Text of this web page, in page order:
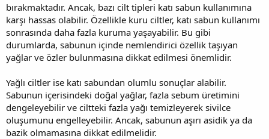
bırakmaktadır. Ancak, bazı cilt tipleri katı sabun kullanımına
karşı hassas olabilir. Özellikle kuru ciltler, katı sabun kullanımı
sonrasında daha fazla kuruma yaşayabilir. Bu gibi
durumlarda, sabunun içinde nemlendirici özellik taşıyan
yağlar ve özler bulunmasına dikkat edilmesi önemlidir.
Yağlı ciltler ise katı sabundan olumlu sonuçlar alabilir.
Sabunun içerisindeki doğal yağlar, fazla sebum üretimini
dengeleyebilir ve ciltteki fazla yağı temizleyerek sivilce
oluşumunu engelleyebilir. Ancak, sabunun aşırı asidik ya da
bazik olmamasına dikkat edilmelidir.